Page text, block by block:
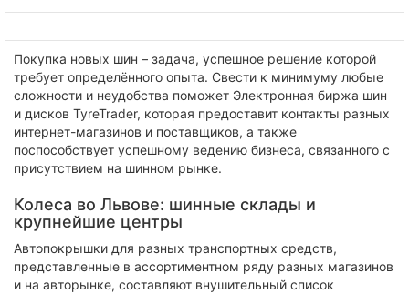
Покупка новых шин – задача, успешное решение которой
требует определённого опыта. Свести к минимуму любые
сложности и неудобства поможет Электронная биржа шин
и дисков TyreTrader, которая предоставит контакты разных
интернет-магазинов и поставщиков, а также
поспособствует успешному ведению бизнеса, связанного с
присутствием на шинном рынке.
Колеса во Львове: шинные склады и
крупнейшие центры
Автопокрышки для разных транспортных средств,
представленные в ассортиментном ряду разных магазинов
и на авторынке, составляют внушительный список